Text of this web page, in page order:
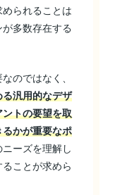
られることは
多数存在する
のではなく、
汎用的なデザ
トの要望を取
かが重要なポ
ーズを理解し
ことが求めら